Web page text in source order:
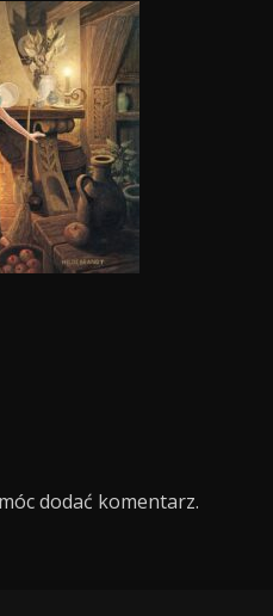
dodać komentarz.